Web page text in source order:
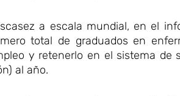
a escala mundial, en el
total de graduados en
y retenerlo en el sistema de
al año.